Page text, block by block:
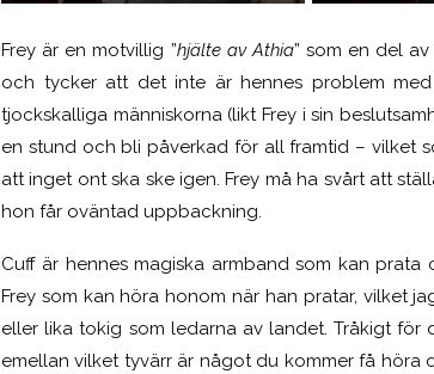
Frey är en motvillig ”hjälte av Athia” som en del
och tycker att det inte är hennes problem
tjockskalliga människorna (likt Frey i sin
en stund och bli påverkad för all framtid – vilket
att inget ont ska ske igen. Frey må ha svårt att
hon får oväntad uppbackning.
Cuff är hennes magiska armband som kan
Frey som kan höra honom när han pratar, vilket
eller lika tokig som ledarna av landet. Tråkigt
emellan vilket tyvärr är något du kommer få höra